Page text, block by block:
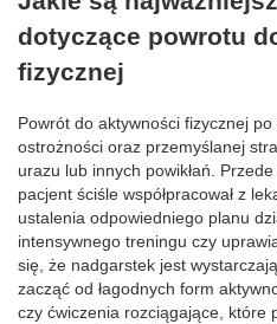
dotyczące powrotu
fizycznej
Powrót do aktywności fizycznej
ostrożności oraz przemyślanej
urazu lub innych powikłań.
pacjent ściśle współpracował z
ustalenia odpowiedniego planu
intensywnego treningu czy
się, że nadgarstek jest
zacząć od łagodnych form
czy ćwiczenia rozciągające, które